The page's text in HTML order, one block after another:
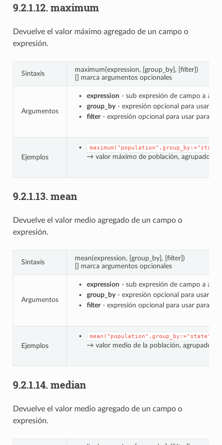
9.2.1.12. maximum
Devuelve el valor máximo agregado de un campo o
expresión.
Sintaxis
maximum(expression, [group_by], [filter])
[] marca argumentos opcionales
Argumentos
expression - sub expresión de campo a
group_by- expresión opcional para usar
filter- expresión opcional para usar para
Ejemplos → valor máximo de población, agrupado
9.2.1.13. mean
Devuelve el valor medio agregado de un campo o
expresión.
Sintaxis
mean(expression, [group_by], [filter])
[] marca argumentos opcionales
Argumentos
expression - sub expresión de campo a
group_by- expresión opcional para usar
filter- expresión opcional para usar para
Ejemplos
mean("population",group_by:="state")
→ valor medio de la población, agrupado
9.2.1.14. median
Devuelve el valor medio agregado de un campo o
expresión.